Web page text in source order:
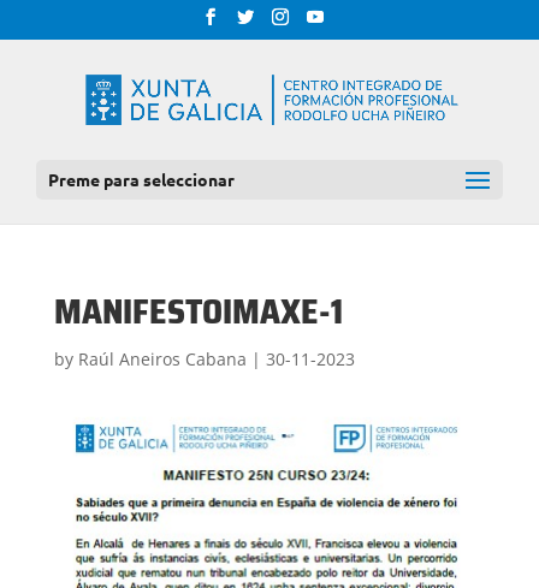
Preme para seleccionar
MANIFESTOIMAXE-1
by Raúl Aneiros Cabana | 30-11-2023